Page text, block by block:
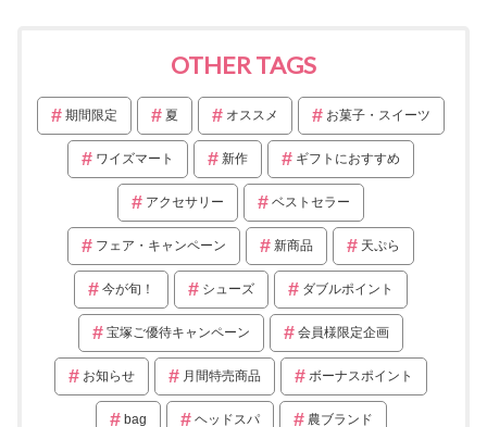
OTHER TAGS
期間限定 夏 オススメ お菓子・スイーツ
ワイズマート 新作 ギフトにおすすめ
アクセサリー ベストセラー
フェア・キャンペーン 新商品 天ぷら
今が旬！ シューズ ダブルポイント
宝塚ご優待キャンペーン 会員様限定企画
お知らせ 月間特売商品 ボーナスポイント
bag ヘッドスパ 農ブランド